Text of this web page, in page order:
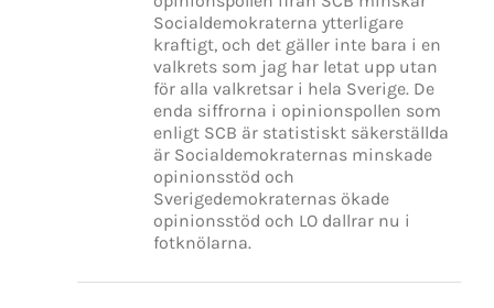
Socialdemokraterna ytterligare
kraftigt, och det gäller inte bara i en
valkrets som jag har letat upp utan
för alla valkretsar i hela Sverige. De
enda siffrorna i opinionspollen som
enligt SCB är statistiskt säkerställda
är Socialdemokraternas minskade
opinionsstöd och
Sverigedemokraternas ökade
opinionsstöd och LO dallrar nu i
fotknölarna.